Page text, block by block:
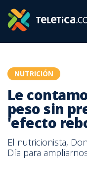
NUTRICIÓN
Le
peso sin
'efecto
El nutricionista,
Día para